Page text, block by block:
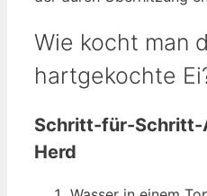
Wie kocht man
hartgekochte
Schritt-für-Schritt-
Herd